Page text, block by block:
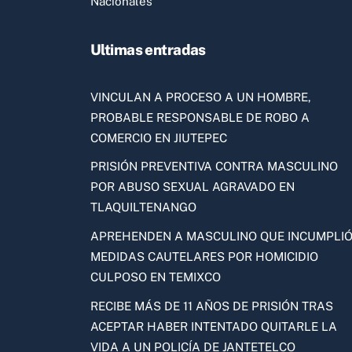
Ultimas entradas
VINCULAN A PROCESO A UN HOMBRE,
PROBABLE RESPONSABLE DE ROBO A
COMERCIO EN JIUTEPEC
PRISIÓN PREVENTIVA CONTRA MASCULINO
POR ABUSO SEXUAL AGRAVADO EN
TLAQUILTENANGO
APREHENDEN A MASCULINO QUE INCUMPLIÓ
MEDIDAS CAUTELARES POR HOMICIDIO
CULPOSO EN TEMIXCO
RECIBE MÁS DE 11 AÑOS DE PRISIÓN TRAS
ACEPTAR HABER INTENTADO QUITARLE LA
VIDA A UN POLICÍA DE JANTETELCO